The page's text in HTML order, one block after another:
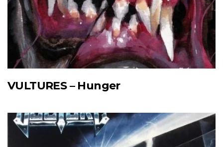
VULTURES – Hunger